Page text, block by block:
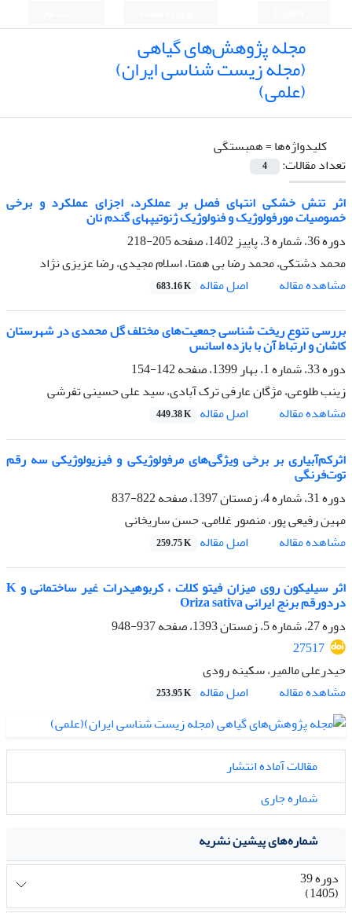
مجله پژوهش‌های گیاهی
(مجله زیست شناسی ایران)
(علمی)
کلیدواژه‌ها =همبستگی
تعداد مقالات:
4
اثر تنش خشکی انتهای فصل بر عملکرد، اجزای عملکرد و برخی
خصوصیات مورفولوژیک و فنولوژیک ژنوتیپهای گندم نان
دوره 36، شماره 3، پاییز 1402، صفحه
205-218
محمد دشتکی، محمد رضا بی همتا، اسلام مجیدی، رضا عزیزی نژاد
مشاهده مقاله
اصل مقاله 683.16 K
بررسی تنوع ریخت شناسی جمعیت‌های مختلف گل محمدی در شهرستان
کاشان و ارتباط آن با بازده اسانس
دوره 33، شماره 1، بهار 1399، صفحه
142-154
زینب طلوعی، مژگان عارفی ترک آبادی، سید علی حسینی تفرشی
مشاهده مقاله
اصل مقاله 449.38 K
اثرکم‌آبیاری بر برخی ویژگی‌های مرفولوژیکی و فیزیولوژیکی سه رقم
توت‌فرنگی
دوره 31، شماره 4، زمستان 1397، صفحه
822-837
مهین رفیعی پور، منصور غلامی، حسن ساریخانی
مشاهده مقاله
اصل مقاله 259.75 K
اثر سیلیکون روی میزان فیتو کلات ، کربوهیدرات غیر ساختمانی و K
دردورقم برنج ایرانی Oriza sativa
دوره 27، شماره 5، زمستان 1393، صفحه
937-948
27517
حیدرعلی مالمیر، سکینه رودی
مشاهده مقاله
اصل مقاله 253.95 K
مقالات آماده انتشار
شماره جاری
شماره‌های پیشین نشریه
دوره 39
(1405)